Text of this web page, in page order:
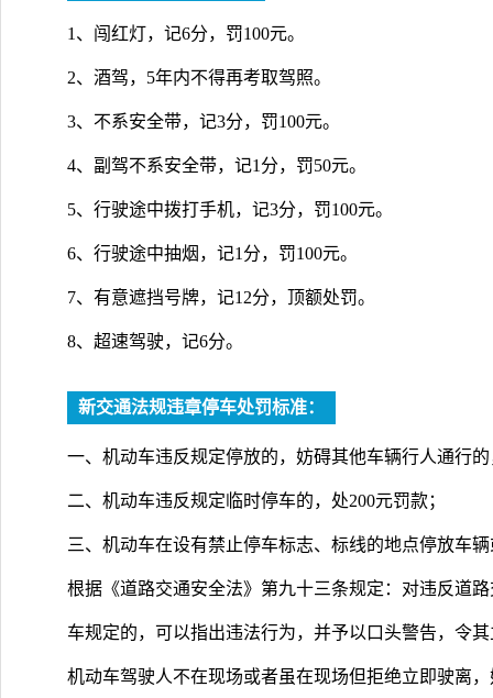
1、闯红灯，记6分，罚100元。
2、酒驾，5年内不得再考取驾照。
3、不系安全带，记3分，罚100元。
4、副驾不系安全带，记1分，罚50元。
5、行驶途中拨打手机，记3分，罚100元。
6、行驶途中抽烟，记1分，罚100元。
7、有意遮挡号牌，记12分，顶额处罚。
8、超速驾驶，记6分。
新交通法规违章停车处罚标准：
一、机动车违反规定停放的，妨碍其他车辆行人通行
二、机动车违反规定临时停车的，处200元罚款；
三、机动车在设有禁止停车标志、标线的地点停放车
根据《道路交通安全法》第九十三条规定：对违反道
车规定的，可以指出违法行为，并予以口头警告，令
机动车驾驶人不在现场或者虽在现场但拒绝立即驶离